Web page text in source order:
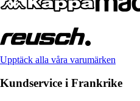
Upptäck alla våra varumärken
Kundservice i Frankrike